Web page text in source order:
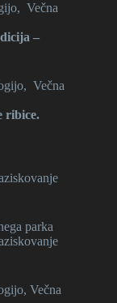
Večna
–
Večna
ribice.
parka
Večna